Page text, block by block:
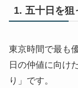
1. 五十日を狙
東京時間で最も
日の仲値に向け
り」です。